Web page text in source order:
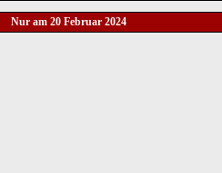
Nur am 20 Februar 2024